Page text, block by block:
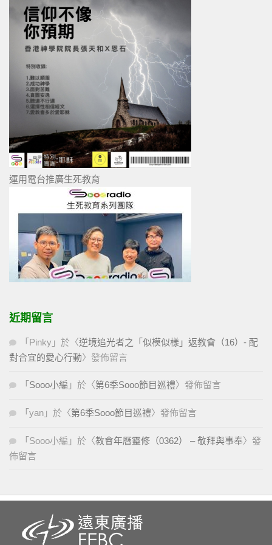
運用電台推廣生死教育
近期留言
「 Pinky 」於〈逆境追光者之「似模似樣」返教會（16）- 配
對合宜的愛心行動〉發佈留言
「 Sooo小編 」於〈第6季Sooo節目巡禮〉發佈留言
「 yan 」於〈第6季Sooo節目巡禮〉發佈留言
「 Sooo小編 」於〈教會年曆靈修（0362） – 敬拜與事奉〉發
佈留言